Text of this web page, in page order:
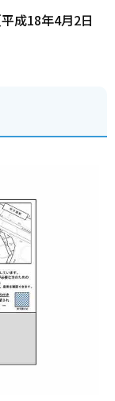
成18年4月2日